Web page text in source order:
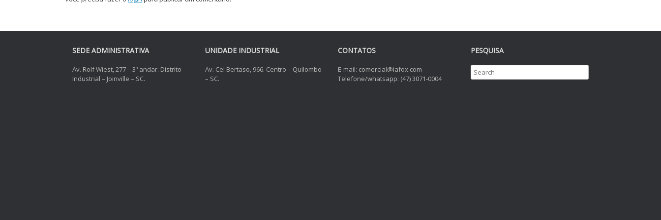
SEDE ADMINISTRATIVA
Av. Rolf Wiest, 277 – 3º andar. Distrito
Industrial – Joinville – SC.
UNIDADE INDUSTRIAL
Av. Cel Bertaso, 966. Centro – Quilombo
– SC.
CONTATOS
E-mail: comercial@iafox.com
Telefone/whatsapp: (47) 3071-0004
PESQUISA